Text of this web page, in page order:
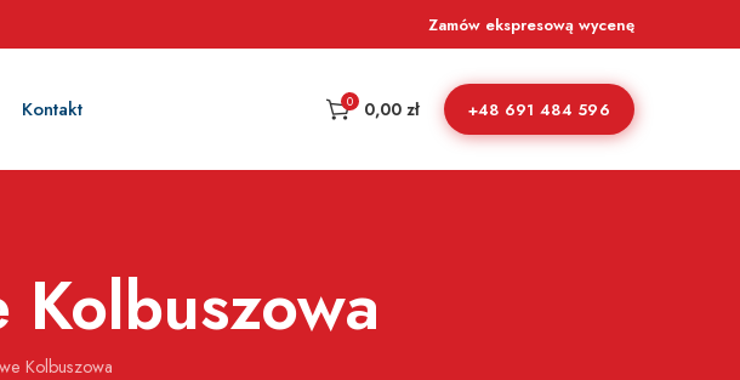
Zamów ekspresową wycenę
Kontakt 0 0,00 zł +48 691 484 596
Kolbuszowa
Kolbuszowa